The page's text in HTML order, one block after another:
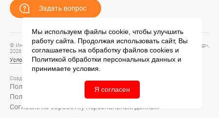
Задать вопрос
© Информационный портал технической поддержки ЦП ИС АО «ПКК Миландр»,
2026
Условия предоставления и использования информации
Создание сайта –
Политика обработки персональных данных
Политика конфиденциальности
Согласие на обработку персональных данных
Мы используем файлы cookie, чтобы улучшить
работу сайта. Продолжая использовать сайт, Вы
соглашаетесь на обработку файлов cookies и
Политикой обработки персональных данных и
принимаете условия.
Я согласен